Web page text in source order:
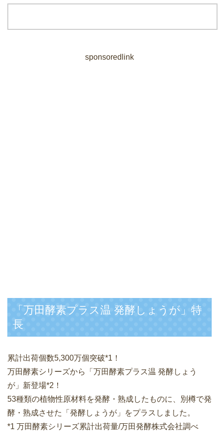
sponsoredlink
「万田酵素プラス温 発酵しょうが」特
長
累計出荷個数5,300万個突破*1！
万田酵素シリーズから「万田酵素プラス温 発酵しょう
が」新登場*2！
53種類の植物性原材料を発酵・熟成したものに、別樽で発
酵・熟成させた「発酵しょうが」をプラスしました。
*1 万田酵素シリーズ累計出荷量/万田発酵株式会社調べ